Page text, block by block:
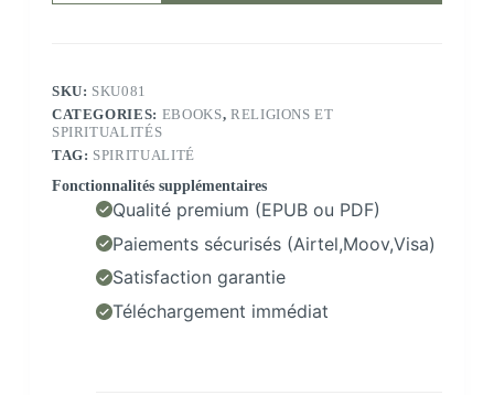
SKU: SKU081
CATEGORIES: EBOOKS, RELIGIONS ET
SPIRITUALITÉS
TAG: SPIRITUALITÉ
Fonctionnalités supplémentaires
Qualité premium (EPUB ou PDF)
Paiements sécurisés (Airtel,Moov,Visa)
Satisfaction garantie
Téléchargement immédiat